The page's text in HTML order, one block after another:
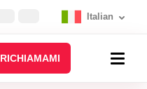
Italian
RICHIAMAMI